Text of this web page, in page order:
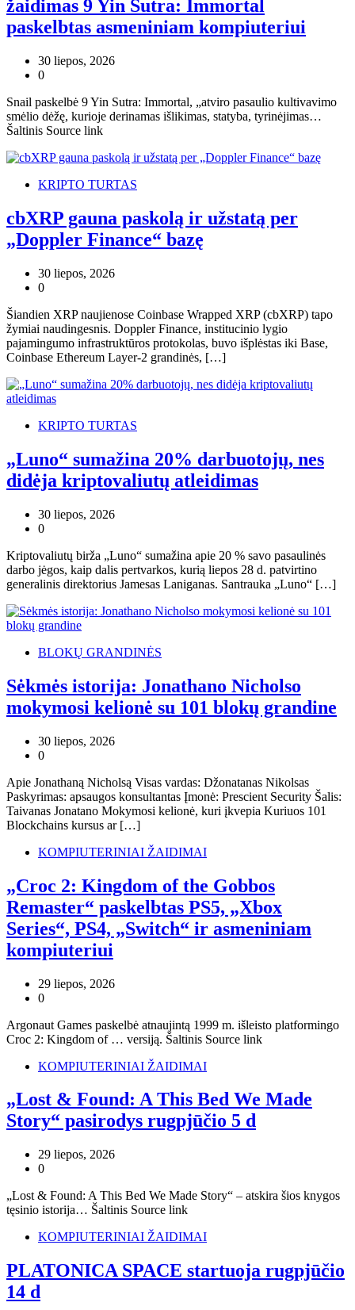
žaidimas 9 Yin Sutra: Immortal
paskelbtas asmeniniam kompiuteriui
30 liepos, 2026
0
Snail paskelbė 9 Yin Sutra: Immortal, „atviro pasaulio kultivavimo
smėlio dėžę, kurioje derinamas išlikimas, statyba, tyrinėjimas…
Šaltinis Source link
KRIPTO TURTAS
cbXRP gauna paskolą ir užstatą per
„Doppler Finance“ bazę
30 liepos, 2026
0
Šiandien XRP naujienose Coinbase Wrapped XRP (cbXRP) tapo
žymiai naudingesnis. Doppler Finance, institucinio lygio
pajamingumo infrastruktūros protokolas, buvo išplėstas iki Base,
Coinbase Ethereum Layer-2 grandinės, […]
KRIPTO TURTAS
„Luno“ sumažina 20% darbuotojų, nes
didėja kriptovaliutų atleidimas
30 liepos, 2026
0
Kriptovaliutų birža „Luno“ sumažina apie 20 % savo pasaulinės
darbo jėgos, kaip dalis pertvarkos, kurią liepos 28 d. patvirtino
generalinis direktorius Jamesas Laniganas. Santrauka „Luno“ […]
BLOKŲ GRANDINĖS
Sėkmės istorija: Jonathano Nicholso
mokymosi kelionė su 101 blokų grandine
30 liepos, 2026
0
Apie Jonathaną Nicholsą Visas vardas: Džonatanas Nikolsas
Paskyrimas: apsaugos konsultantas Įmonė: Prescient Security Šalis:
Taivanas Jonatano Mokymosi kelionė, kuri įkvepia Kuriuos 101
Blockchains kursus ar […]
KOMPIUTERINIAI ŽAIDIMAI
„Croc 2: Kingdom of the Gobbos
Remaster“ paskelbtas PS5, „Xbox
Series“, PS4, „Switch“ ir asmeniniam
kompiuteriui
29 liepos, 2026
0
Argonaut Games paskelbė atnaujintą 1999 m. išleisto platformingo
Croc 2: Kingdom of … versiją. Šaltinis Source link
KOMPIUTERINIAI ŽAIDIMAI
„Lost & Found: A This Bed We Made
Story“ pasirodys rugpjūčio 5 d
29 liepos, 2026
0
„Lost & Found: A This Bed We Made Story“ – atskira šios knygos
tęsinio istorija… Šaltinis Source link
KOMPIUTERINIAI ŽAIDIMAI
PLATONICA SPACE startuoja rugpjūčio
14 d